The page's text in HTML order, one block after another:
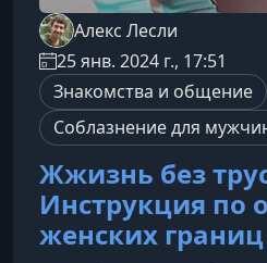
Алекс Лесли
25 янв. 2024 г., 17:51
Знакомства и общение
Соблазнение для
Жжизнь без
Инструкция по
женских границ